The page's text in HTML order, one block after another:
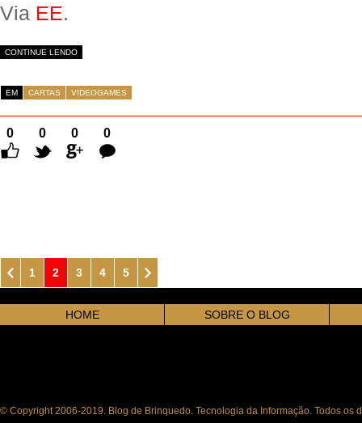
Via EE.
CONTINUE LENDO
EM CARTAS VIDEOGAMES
0 0 0
0
Comentários
1 2 3 4 5
HOME SOBRE O BLOG
© Copyright 2006-2019. Blog de Brinquedo. Tecnologia da Informação. Todos os